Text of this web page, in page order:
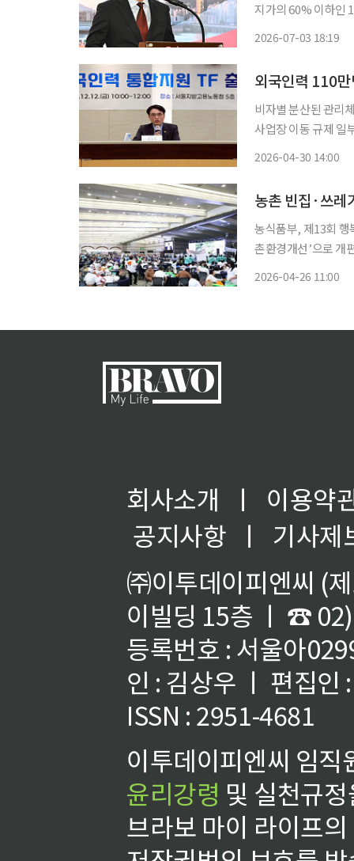
지가의 60% 이하인
2026-07-03 18:19
외국인력 110
비자별 분산된 관리
사업장 이동 규제 일부 완
2026-04-30 14:00
농촌 빈집·쓰
농식품부, 제13회 행
촌환경개선’으로 개편…9월 9일 청주
2026-04-26 11:00
회사소개 ㅣ
이용약
공지사항
ㅣ
기사제
㈜이투데이피엔씨 (
이빌딩 15층 ㅣ ☎
등록번호 : 서울아
인 : 김상우 ㅣ 편집인
ISSN : 2951-4681
이투데이피엔씨 임
윤리강령 및 실천규
브라보 마이 라이프